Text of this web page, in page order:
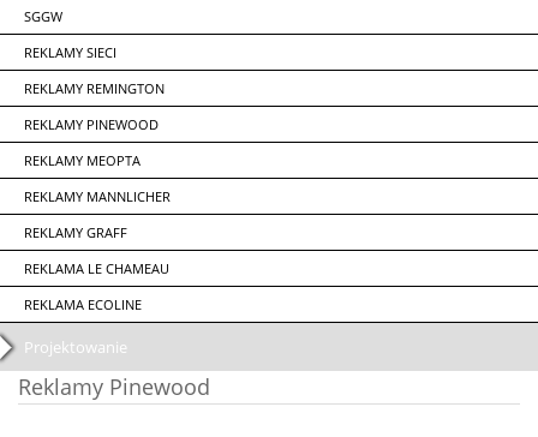
SGGW
REKLAMY SIECI
REKLAMY REMINGTON
REKLAMY PINEWOOD
REKLAMY MEOPTA
REKLAMY MANNLICHER
REKLAMY GRAFF
REKLAMA LE CHAMEAU
REKLAMA ECOLINE
Projektowanie
Reklamy Pinewood